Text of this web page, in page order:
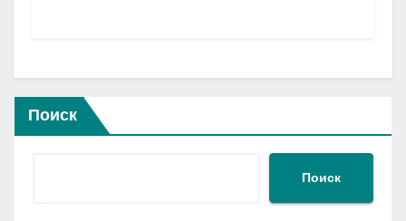
Поиск
Поиск